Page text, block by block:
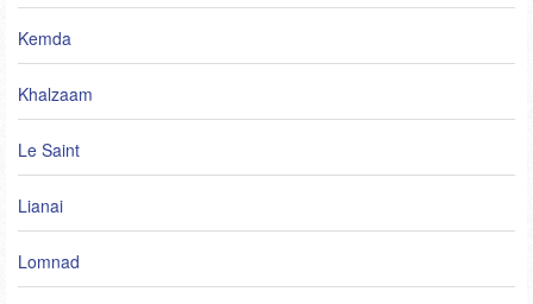
Kemda
Khalzaam
Le Saint
Lianai
Lomnad